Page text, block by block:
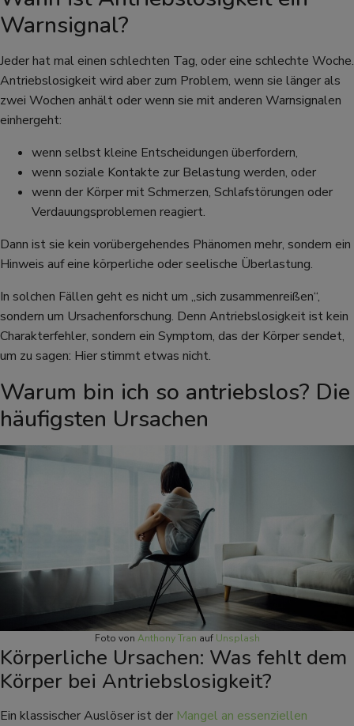
Warnsignal?
Jeder hat mal einen schlechten Tag, oder eine schlechte Woche.
Antriebslosigkeit wird aber zum Problem, wenn sie länger als
zwei Wochen anhält oder wenn sie mit anderen Warnsignalen
einhergeht:
wenn selbst kleine Entscheidungen überfordern,
wenn soziale Kontakte zur Belastung werden, oder
wenn der Körper mit Schmerzen, Schlafstörungen oder
Verdauungsproblemen reagiert.
Dann ist sie kein vorübergehendes Phänomen mehr, sondern ein
Hinweis auf eine körperliche oder seelische Überlastung.
In solchen Fällen geht es nicht um „sich zusammenreißen“,
sondern um Ursachenforschung. Denn Antriebslosigkeit ist kein
Charakterfehler, sondern ein Symptom, das der Körper sendet,
um zu sagen: Hier stimmt etwas nicht.
Warum bin ich so antriebslos? Die
häufigsten Ursachen
Foto von Anthony Tran auf Unsplash
Körperliche Ursachen: Was fehlt dem
Körper bei Antriebslosigkeit?
Ein klassischer Auslöser ist der Mangel an essenziellen